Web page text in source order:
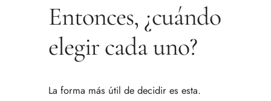
Entonces, ¿cuándo
elegir cada uno?
La forma más útil de decidir es esta.